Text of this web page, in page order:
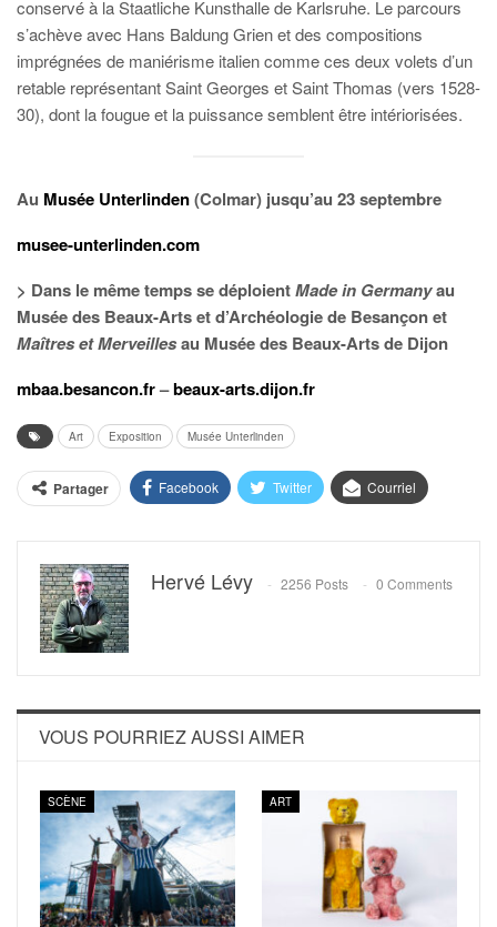
conservé à la Staatliche Kunsthalle de Karlsruhe. Le parcours
s’achève avec Hans Baldung Grien et des compositions
imprégnées de maniérisme italien comme ces deux volets d’un
retable représentant Saint Georges et Saint Thomas (vers 1528-
30), dont la fougue et la puissance semblent être intériorisées.
Au Musée Unterlinden(Colmar) jusqu’au 23 septembre
musee-unterlinden.com
> Dans le même temps se déploientMade in Germanyau
Musée des Beaux-Arts et d’Archéologie de Besançon et
Maîtres et Merveillesau Musée des Beaux-Arts de Dijon
mbaa.besancon.fr–beaux-arts.dijon.fr
Art Exposition Musée Unterlinden
Partager Facebook Twitter Courriel
Hervé Lévy 2256 Posts 0 Comments
VOUS POURRIEZ AUSSI AIMER
SCÈNE ART